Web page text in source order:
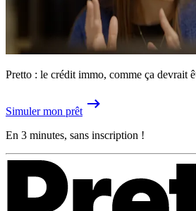
Pretto : le crédit immo, comme ça devrait
Simuler mon prêt
En 3 minutes, sans inscription !